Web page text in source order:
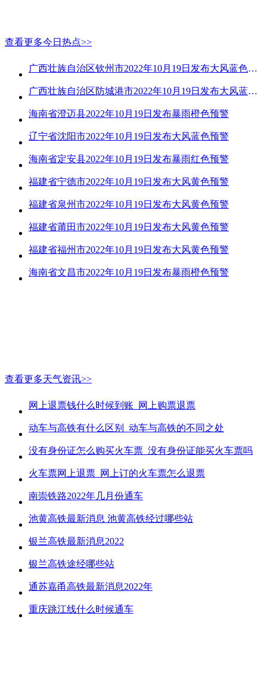
查看更多今日热点>>
广西壮族自治区钦州市2022年10月19日发布大风蓝色预警
广西壮族自治区防城港市2022年10月19日发布大风蓝色预警
海南省澄迈县2022年10月19日发布暴雨橙色预警
辽宁省沈阳市2022年10月19日发布大风蓝色预警
海南省定安县2022年10月19日发布暴雨红色预警
福建省宁德市2022年10月19日发布大风黄色预警
福建省泉州市2022年10月19日发布大风黄色预警
福建省莆田市2022年10月19日发布大风黄色预警
福建省福州市2022年10月19日发布大风黄色预警
海南省文昌市2022年10月19日发布暴雨橙色预警
查看更多天气资讯>>
网上退票钱什么时候到账_网上购票退票
动车与高铁有什么区别_动车与高铁的不同之处
没有身份证怎么购买火车票_没有身份证能买火车票吗
火车票网上退票_网上订的火车票怎么退票
南崇铁路2022年几月份通车
池黄高铁最新消息 池黄高铁经过哪些站
银兰高铁最新消息2022
银兰高铁途经哪些站
通苏嘉甬高铁最新消息2022年
重庆跳江线什么时候通车